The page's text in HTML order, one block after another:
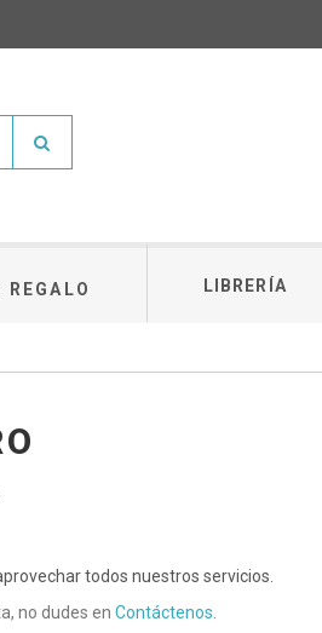
REGALO LIBRERÍA
todos nuestros servicios.
no dudes en Contáctenos